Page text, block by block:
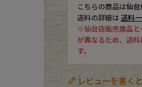
こちらの商品は仙台
送料の詳細は 送料
※仙台店販売商品と
が異なるため、送
す。
レビューを書く